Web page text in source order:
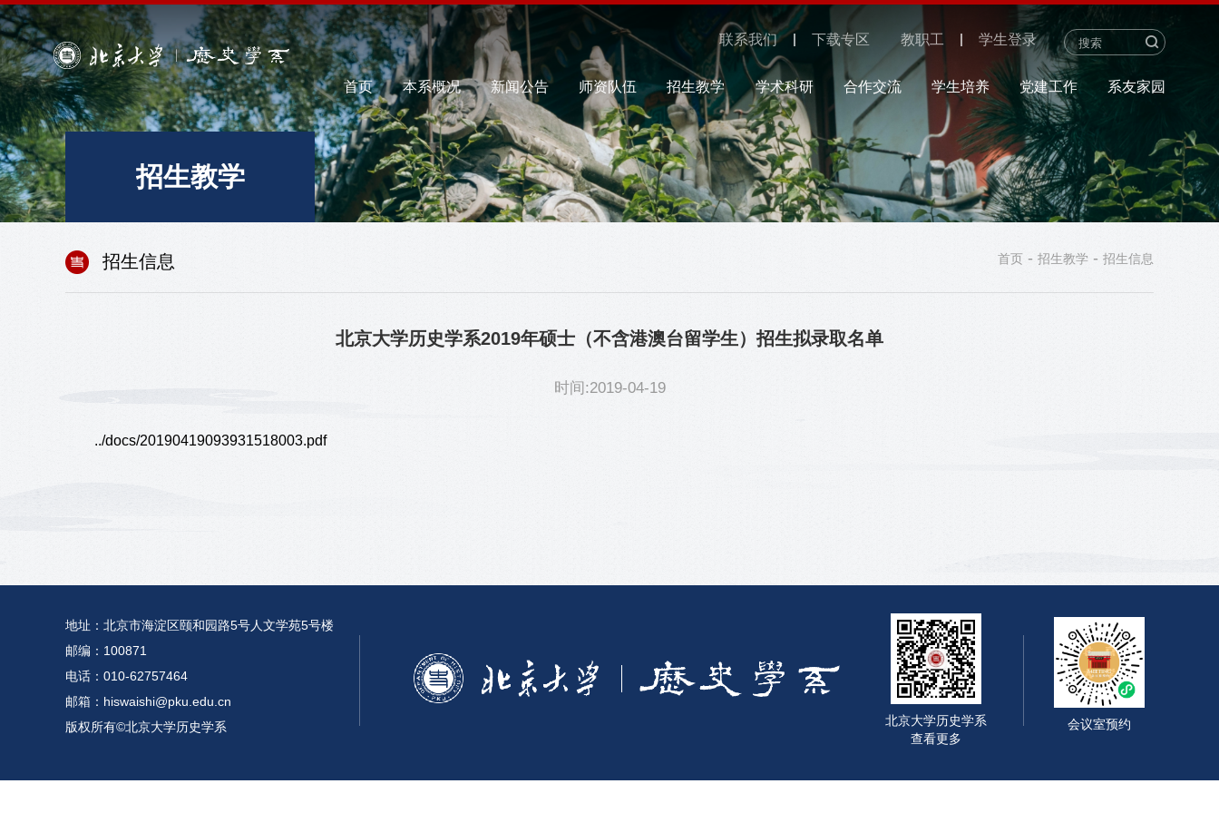
联系我们 下载专区 教职工 学生登录
首页 本系概况 新闻公告 师资队伍 招生教学 学术科研 合作交流 学生培养 党建工作 系友家园
招生教学
招生信息 首页 - 招生教学 - 招生信息
北京大学历史学系2019年硕士（不含港澳台留学生）招生拟录取名单
时间:2019-04-19
../docs/20190419093931518003.pdf
北京大学历史学系
查看更多
地址：北京市海淀区颐和园路5号人文学苑5号楼
邮编：100871
电话：010-62757464
邮箱：hiswaishi@pku.edu.cn
版权所有©北京大学历史学系
会议室预约